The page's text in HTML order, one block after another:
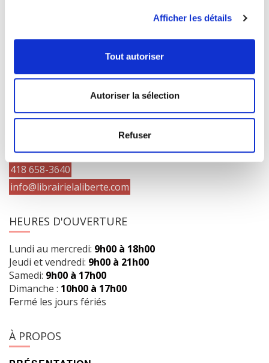
Afficher les détails
Tout autoriser
Autoriser la sélection
Refuser
1073 route de l'Église, Québec, QC G1V 3W2
Obtenir l’itinéraire
418 658-3640
info@librairielaliberte.com
HEURES D'OUVERTURE
Lundi au mercredi: 9h00 à 18h00
Jeudi et vendredi: 9h00 à 21h00
Samedi: 9h00 à 17h00
Dimanche : 10h00 à 17h00
Fermé les jours fériés
À PROPOS